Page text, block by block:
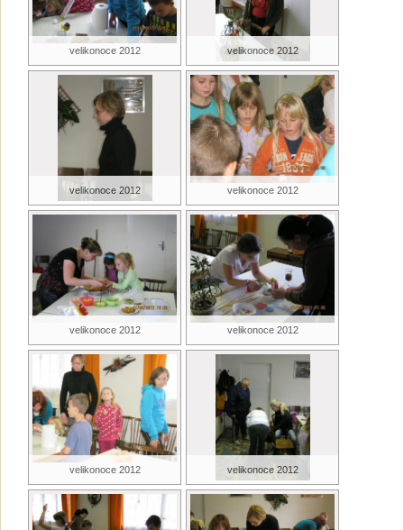
velikonoce 2012 velikonoce 2012
velikonoce 2012 velikonoce 2012
velikonoce 2012 velikonoce 2012
velikonoce 2012 velikonoce 2012